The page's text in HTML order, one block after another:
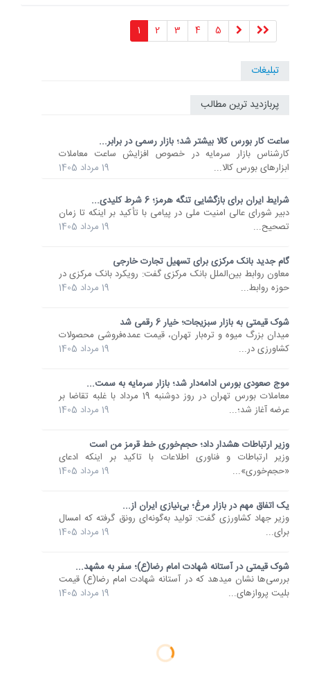
1 2 3 4 5
تبلیغات
پربازدید ترین مطالب
ساعت کار بورس کالا بیشتر شد؛ بازار رسمی در برابر...
کارشناس بازار سرمایه در خصوص افزایش ساعت معاملات
ابزارهای بورس کالا...
19 مرداد 1405
شرایط ایران برای بازگشایی تنگه هرمز؛ 6 شرط کلیدی...
دبیر شورای عالی امنیت ملی در پیامی با تأکید بر اینکه تا زمان
تصحیح...
19 مرداد 1405
گام جدید بانک مرکزی برای تسهیل تجارت خارجی
معاون روابط بین‌الملل بانک مرکزی گفت: رویکرد بانک مرکزی در
حوزه روابط...
19 مرداد 1405
شوک قیمتی به بازار سبزیجات؛ خیار 6 رقمی شد
میدان بزرگ میوه و تره‌بار تهران، قیمت عمده‌فروشی محصولات
کشاورزی در...
19 مرداد 1405
موج صعودی بورس ادامه‌دار شد؛ بازار سرمایه به سمت...
معاملات بورس تهران در روز دوشنبه 19 مرداد با غلبه تقاضا بر
عرضه آغاز شد؛...
19 مرداد 1405
وزیر ارتباطات هشدار داد؛ حجم‌خوری خط قرمز من است
وزیر ارتباطات و فناوری اطلاعات با تاکید بر اینکه ادعای
«حجم‌خوری»...
19 مرداد 1405
یک اتفاق مهم در بازار مرغ؛ بی‌نیازی ایران از...
وزیر جهاد کشاورزی گفت: تولید به‌گونه‌ای رونق گرفته که امسال
برای...
19 مرداد 1405
شوک قیمتی در آستانه شهادت امام رضا(ع)؛ سفر به مشهد...
بررسی‌ها نشان میدهد که در آستانه شهادت امام رضا(ع) قیمت
بلیت پروازهای...
19 مرداد 1405